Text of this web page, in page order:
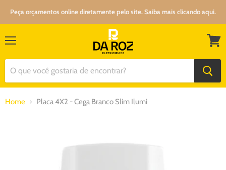
Peça orçamentos online diretamente pelo site. Saiba mais clicando aqui.
Home Placa 4X2 - Cega Branco Slim Ilumi